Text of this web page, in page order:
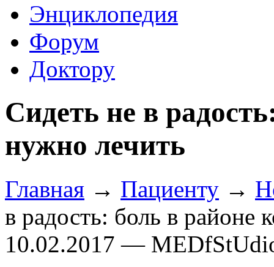
Энциклопедия
Форум
Доктору
Сидеть не в
нужно лечить
Главная → Пациенту →
в радость: боль в районе
10.02.2017 —